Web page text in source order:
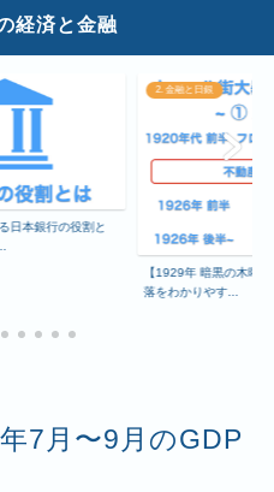
経済と金融
日本銀行の役割と
2. 金融と日銀
【1929年 暗黒の木曜
落をわかりやす...
7月〜9月のGDP